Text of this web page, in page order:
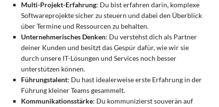
Multi-Projekt-Erfahrung: Du bist erfahren darin, komplexe
Softwareprojekte sicher zu steuern und dabei den Überblick
über Termine und Ressourcen zu behalten.
Unternehmerisches Denken: Du verstehst dich als Partner
deiner Kunden und besitzt das Gespür dafür, wie wir sie
durch unsere IT-Lösungen und Services noch besser
unterstützen können.
Führungstalent: Du hast idealerweise erste Erfahrung in der
Führung kleiner Teams gesammelt.
Kommunikationsstärke: Du kommunizierst souverän auf